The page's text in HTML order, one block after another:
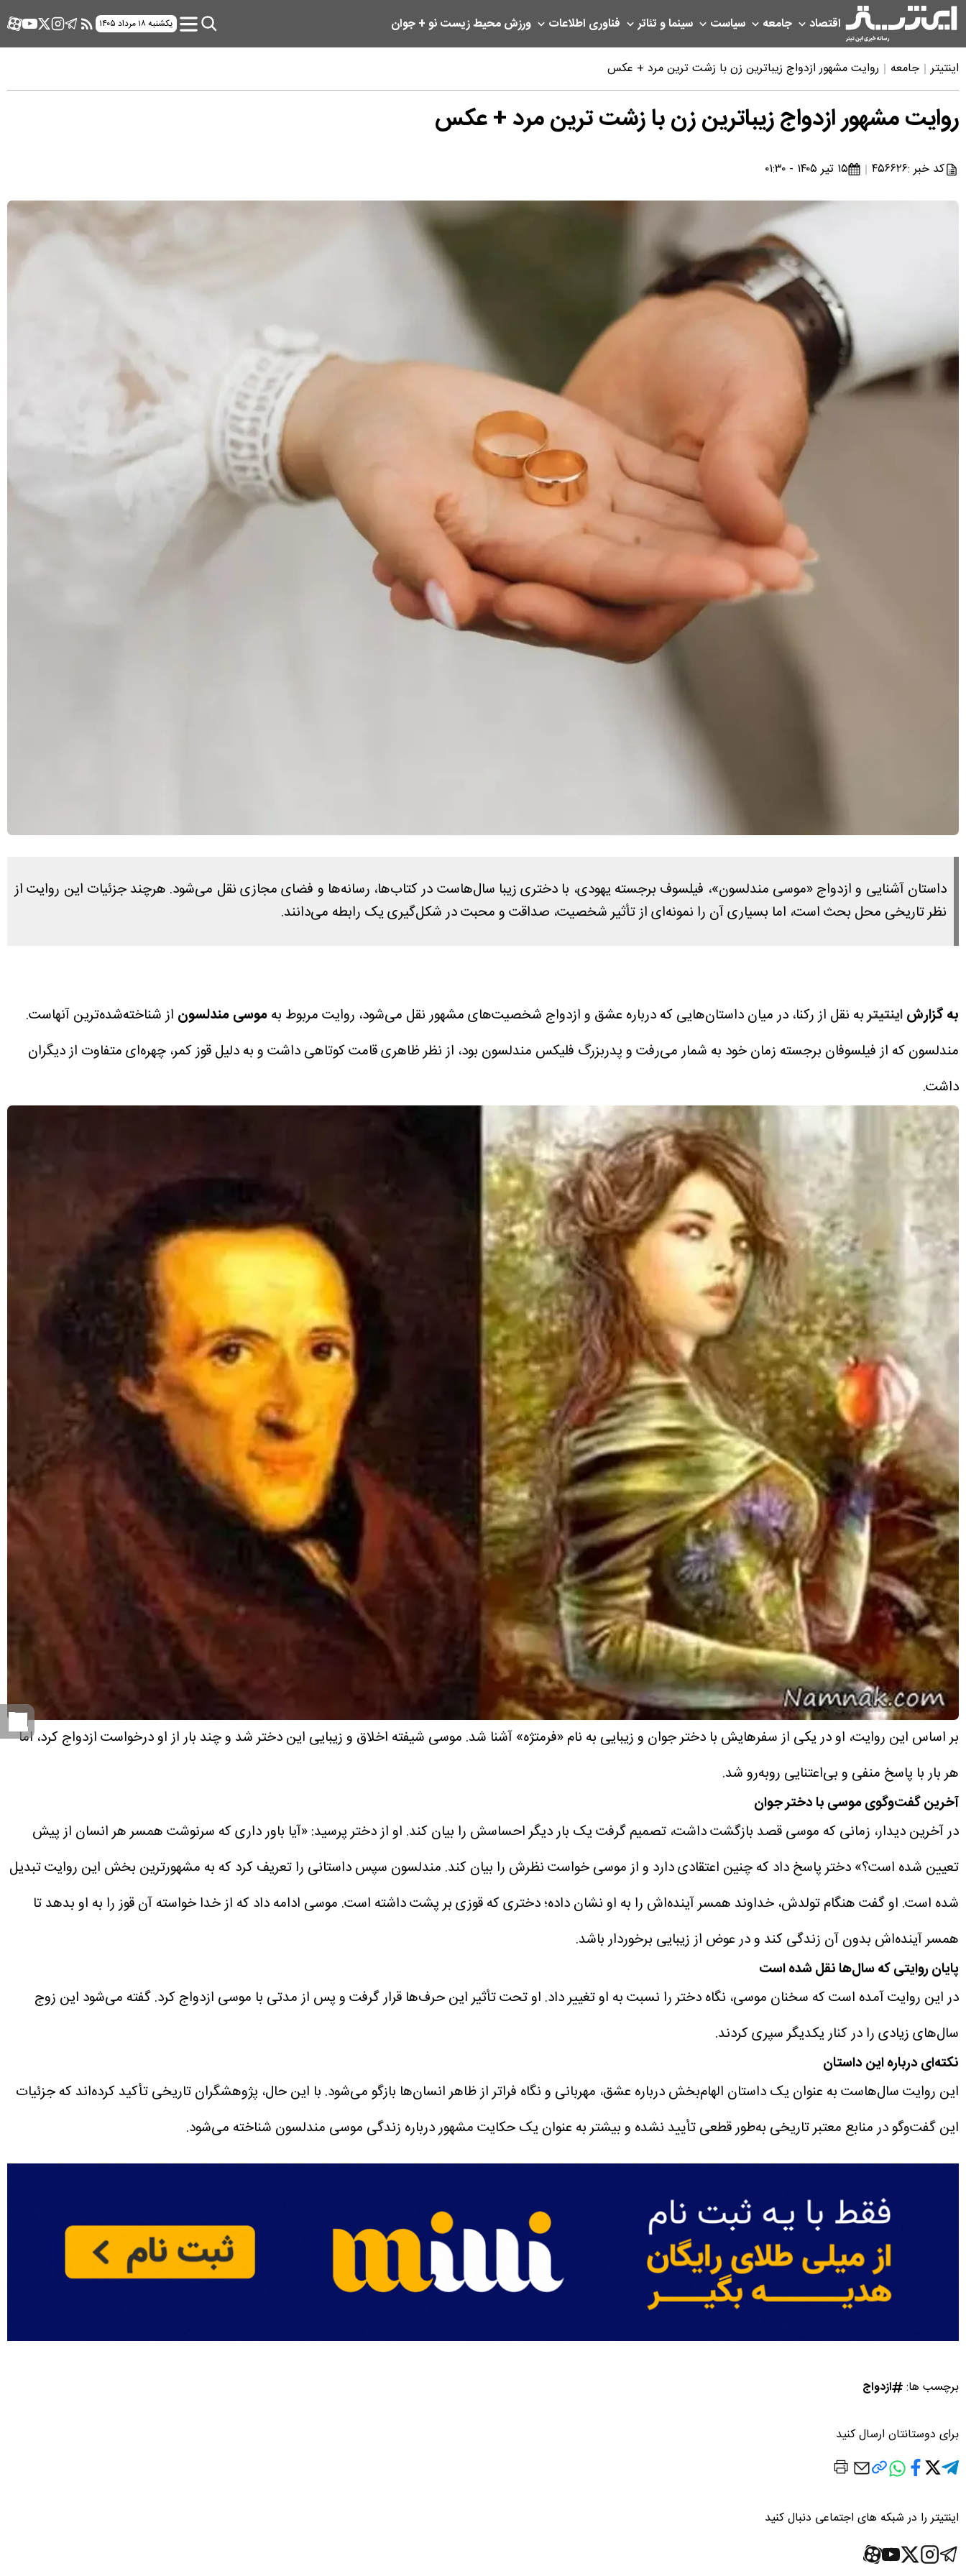
اقتصاد جامعه سیاست سینما و تئاتر فناوری اطلاعات ورزشمحیط زیستنو + جوان یکشنبه ۱۸ مرداد ۱۴۰۵
اینتیتر جامعه روایت مشهور ازدواج زیباترین زن با زشت ترین مرد + عکس
روایت مشهور ازدواج زیباترین زن با زشت ترین مرد + عکس
کد خبر :۴۵۶۶۲۶ ۱۵ تیر ۱۴۰۵ - ۰۱:۳۰
داستان آشنایی و ازدواج «موسی مندلسون»، فیلسوف برجسته یهودی، با دختری زیبا سال‌هاست در کتاب‌ها، رسانه‌ها و فضای مجازی نقل می‌شود. هرچند جزئیات این روایت از
نظر تاریخی محل بحث است، اما بسیاری آن را نمونه‌ای از تأثیر شخصیت، صداقت و محبت در شکل‌گیری یک رابطه می‌دانند.
به گزارشاینتیتربه نقل از رکنا، در میان داستان‌هایی که درباره عشق و ازدواج شخصیت‌های مشهور نقل می‌شود، روایت مربوط بهموسی مندلسون از شناخته‌شده‌ترین آنهاست.
مندلسون که از فیلسوفان برجسته زمان خود به شمار می‌رفت و پدربزرگ فلیکس مندلسون بود، از نظر ظاهری قامت کوتاهی داشت و به دلیل قوز کمر، چهره‌ای متفاوت از دیگران
داشت.
بر اساس این روایت، او در یکی از سفرهایش با دختر جوان و زیبایی به نام «فرمتژه» آشنا شد. موسی شیفته اخلاق و زیبایی این دختر شد و چند بار از او درخواست ازدواج کرد، اما
هر بار با پاسخ منفی و بی‌اعتنایی روبه‌رو شد.
آخرین گفت‌وگوی موسی با دختر جوان
در آخرین دیدار، زمانی که موسی قصد بازگشت داشت، تصمیم گرفت یک بار دیگر احساسش را بیان کند. او از دختر پرسید:«آیا باور داری که سرنوشت همسر هر انسان از پیش
تعیین شده است؟»دختر پاسخ داد که چنین اعتقادی دارد و از موسی خواست نظرش را بیان کند. مندلسون سپس داستانی را تعریف کرد که به مشهورترین بخش این روایت تبدیل
شده است. او گفت هنگام تولدش، خداوند همسر آینده‌اش را به او نشان داده؛ دختری که قوزی بر پشت داشته است. موسی ادامه داد که از خدا خواسته آن قوز را به او بدهد تا
همسر آینده‌اش بدون آن زندگی کند و در عوض از زیبایی برخوردار باشد.
پایان روایتی که سال‌ها نقل شده است
در این روایت آمده است که سخنان موسی، نگاه دختر را نسبت به او تغییر داد. او تحت تأثیر این حرف‌ها قرار گرفت و پس از مدتی با موسی ازدواج کرد. گفته می‌شود این زوج
سال‌های زیادی را در کنار یکدیگر سپری کردند.
نکته‌ای درباره این داستان
این روایت سال‌هاست به عنوان یک داستان الهام‌بخش درباره عشق، مهربانی و نگاه فراتر از ظاهر انسان‌ها بازگو می‌شود. با این حال، پژوهشگران تاریخی تأکید کرده‌اند که جزئیات
این گفت‌وگو در منابع معتبر تاریخی به‌طور قطعی تأیید نشده و بیشتر به عنوان یک حکایت مشهور درباره زندگی موسی مندلسون شناخته می‌شود.
برچسب ها: ازدواج
برای دوستانتان ارسال کنید
اینتیتر را در شبکه های اجتماعی دنبال کنید